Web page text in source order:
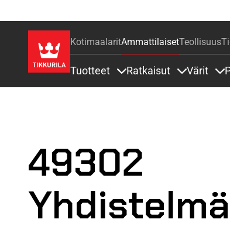
KotimaalaritAmmattilaisetTeollisuus
Tuotteet Ratkaisut Värit
49302